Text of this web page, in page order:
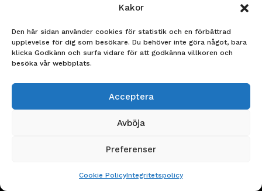
Kakor
Den här sidan använder cookies för statistik och en förbättrad
upplevelse för dig som besökare. Du behöver inte göra något, bara
klicka Godkänn och surfa vidare för att godkänna villkoren och
besöka vår webbplats.
Acceptera
Avböja
Preferenser
Cookie PolicyIntegritetspolicy
programmen, kursplanerna men även filmer och
Du kan också ställa frågor i vårt formulär ”Fråga
En Ållebergare’‘. Kanske vill du veta mer om
behörigheten i ett program eller hur en typisk dag
välkommen till att ställa just din fråga.